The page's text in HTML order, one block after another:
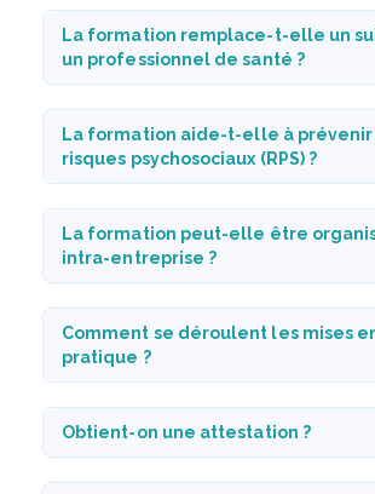
La formation remplace-t-elle un
un professionnel de santé ?
La formation aide-t-elle à
risques psychosociaux (RPS) ?
La formation peut-elle être
intra-entreprise ?
Comment se déroulent les mises
pratique ?
Obtient-on une attestation ?